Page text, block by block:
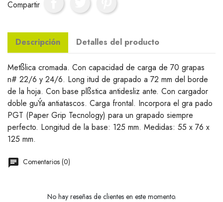
Compartir
Descripción Detalles del producto
Metßlica cromada. Con capacidad de carga de 70 grapas
n# 22/6 y 24/6. Long itud de grapado a 72 mm del borde
de la hoja. Con base plßstica antidesliz ante. Con cargador
doble guÝa antiatascos. Carga frontal. Incorpora el gra pado
PGT (Paper Grip Tecnology) para un grapado siempre
perfecto. Longitud de la base: 125 mm. Medidas: 55 x 76 x
125 mm.
Comentarios (0)
No hay reseñas de clientes en este momento.